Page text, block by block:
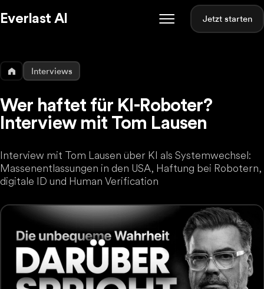
Everlast AI Jetzt starten
Interviews
Wer haftet für KI-Roboter?
Interview mit Tom Lausen
Interview mit Tom Lausen über KI als Systemwechsel:
Massenentlassungen in den USA, Haftung bei Robotern,
digitale ID und Human Verification